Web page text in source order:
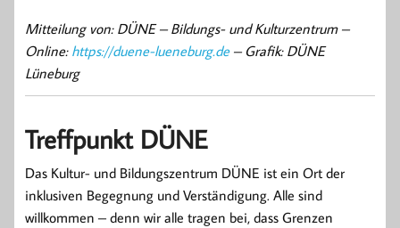
Mitteilung von: DÜNE – Bildungs- und Kulturzentrum –
Online: https://duene-lueneburg.de– Grafik: DÜNE
Lüneburg
Treffpunkt DÜNE
Das Kultur- und Bildungszentrum DÜNE ist ein Ort der
inklusiven Begegnung und Verständigung. Alle sind
willkommen – denn wir alle tragen bei, dass Grenzen